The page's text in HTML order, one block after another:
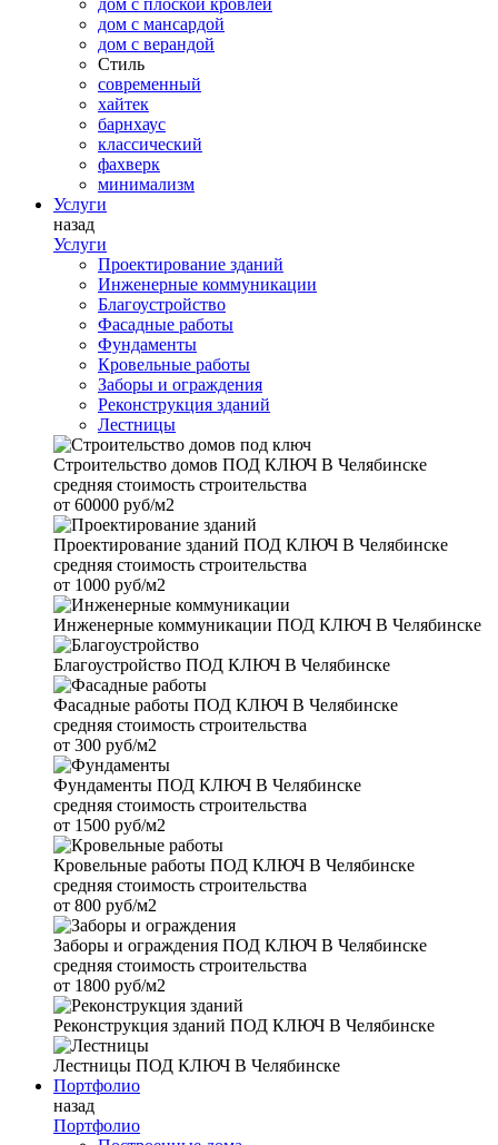
дом с плоской кровлей
дом с мансардой
дом с верандой
Стиль
современный
хайтек
барнхаус
классический
фахверк
минимализм
Услуги
назад
Услуги
Проектирование зданий
Инженерные коммуникации
Благоустройство
Фасадные работы
Фундаменты
Кровельные работы
Заборы и ограждения
Реконструкция зданий
Лестницы
Строительство домов ПОД КЛЮЧ В Челябинске
средняя стоимость строительства
от 60000 руб/м2
Проектирование зданий ПОД КЛЮЧ В Челябинске
средняя стоимость строительства
от 1000 руб/м2
Инженерные коммуникации ПОД КЛЮЧ В Челябинске
Благоустройство ПОД КЛЮЧ В Челябинске
Фасадные работы ПОД КЛЮЧ В Челябинске
средняя стоимость строительства
от 300 руб/м2
Фундаменты ПОД КЛЮЧ В Челябинске
средняя стоимость строительства
от 1500 руб/м2
Кровельные работы ПОД КЛЮЧ В Челябинске
средняя стоимость строительства
от 800 руб/м2
Заборы и ограждения ПОД КЛЮЧ В Челябинске
средняя стоимость строительства
от 1800 руб/м2
Реконструкция зданий ПОД КЛЮЧ В Челябинске
Лестницы ПОД КЛЮЧ В Челябинске
Портфолио
назад
Портфолио